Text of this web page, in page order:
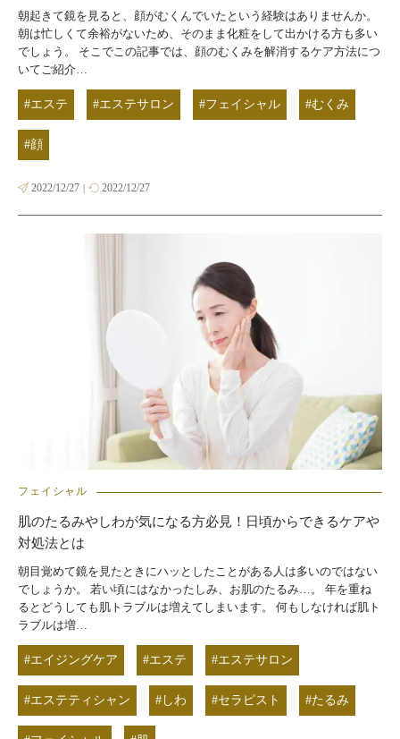
朝起きて鏡を見ると、顔がむくんでいたという経験はありませんか。
朝は忙しくて余裕がないため、そのまま化粧をして出かける方も多い
でしょう。 そこでこの記事では、顔のむくみを解消するケア方法につ
いてご紹介…
#エステ #エステサロン #フェイシャル #むくみ
#顔
2022/12/27 | 2022/12/27
フェイシャル
肌のたるみやしわが気になる方必見！日頃からできるケアや
対処法とは
朝目覚めて鏡を見たときにハッとしたことがある人は多いのではない
でしょうか。 若い頃にはなかったしみ、お肌のたるみ…。 年を重ね
るとどうしても肌トラブルは増えてしまいます。 何もしなければ肌ト
ラブルは増…
#エイジングケア #エステ #エステサロン
#エステティシャン #しわ #セラピスト #たるみ